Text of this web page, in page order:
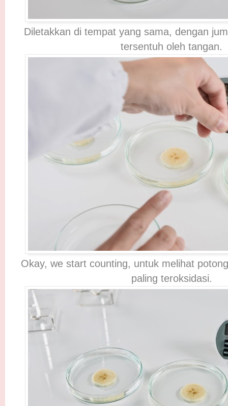
Diletakkan di tempat yang sama, dengan
tersentuh oleh tangan.
Okay, we start counting, untuk melihat
paling teroksidasi.